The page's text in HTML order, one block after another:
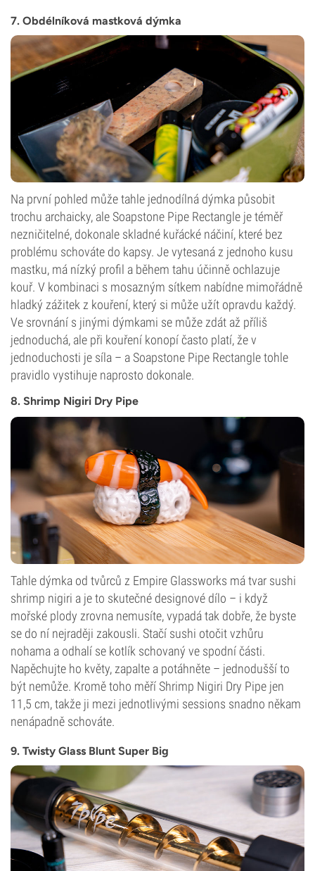
7. Obdélníková mastková dýmka
Na první pohled může tahle jednodílná dýmka působit
trochu archaicky, ale Soapstone Pipe Rectangle je téměř
nezničitelné, dokonale skladné kuřácké náčiní, které bez
problému schováte do kapsy. Je vytesaná z jednoho kusu
mastku, má nízký profil a během tahu účinně ochlazuje
kouř. V kombinaci s mosazným sítkem nabídne mimořádně
hladký zážitek z kouření, který si může užít opravdu každý.
Ve srovnání s jinými dýmkami se může zdát až příliš
jednoduchá, ale při kouření konopí často platí, že v
jednoduchosti je síla – a Soapstone Pipe Rectangle tohle
pravidlo vystihuje naprosto dokonale.
8. Shrimp Nigiri Dry Pipe
Tahle dýmka od tvůrců z Empire Glassworks má tvar sushi
shrimp nigiri a je to skutečné designové dílo – i když
mořské plody zrovna nemusíte, vypadá tak dobře, že byste
se do ní nejraději zakousli. Stačí sushi otočit vzhůru
nohama a odhalí se kotlík schovaný ve spodní části.
Napěchujte ho květy, zapalte a potáhněte – jednodušší to
být nemůže. Kromě toho měří Shrimp Nigiri Dry Pipe jen
11,5 cm, takže ji mezi jednotlivými sessions snadno někam
nenápadně schováte.
9. Twisty Glass Blunt Super Big